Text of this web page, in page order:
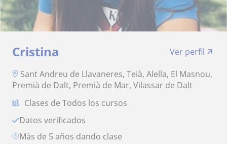
Cristina
Ver perfil
Sant Andreu de Llavaneres, Teià, Alella, El Masnou,
Premià de Dalt, Premià de Mar, Vilassar de Dalt
Clases de Todos los cursos
Datos verificados
más de 5 años dando clase